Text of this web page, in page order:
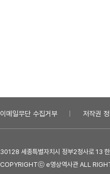
이메일무단 수집거부 저작권
30128 세종특별자치시 정부2청사로
COPYRIGHTⓒ e영상역사관 ALL